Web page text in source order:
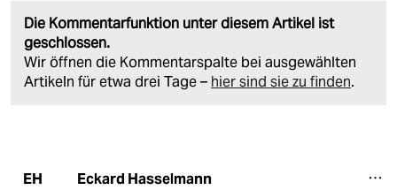
Die Kommentarfunktion unter diesem Artikel ist
geschlossen.
Wir öffnen die Kommentarspalte bei ausgewählten
Artikeln für etwa drei Tage – hier sind sie zu finden.
EH Eckard Hasselmann